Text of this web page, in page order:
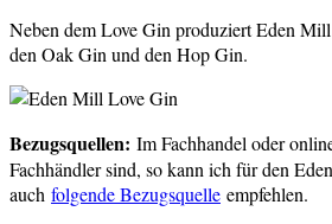
Neben dem Love Gin produziert Eden
den Oak Gin und den Hop Gin.
Bezugsquellen: Im Fachhandel oder
Fachhändler sind, so kann ich für den
auch folgende Bezugsquelle empfehlen.